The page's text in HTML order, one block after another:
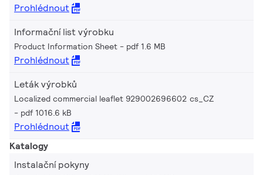
Prohlédnout
Informační list výrobku
Product Information Sheet pdf 1.6 MB
Prohlédnout
Leták výrobků
Localized commercial leaflet 929002696602 cs_CZ
pdf 1016.6 kB
Prohlédnout
Katalogy
Instalační pokyny